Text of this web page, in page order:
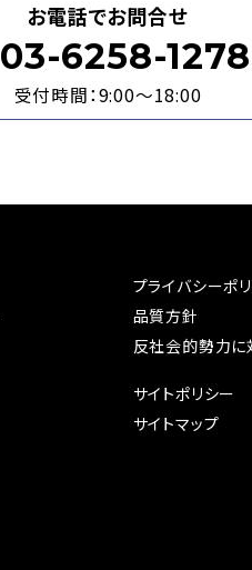
お電話でお問合せ
03-6258-1278
受付時間：9:00～18:00
プライバシーポ
品質方針
反社会的勢力
サイトポリシー
サイトマップ